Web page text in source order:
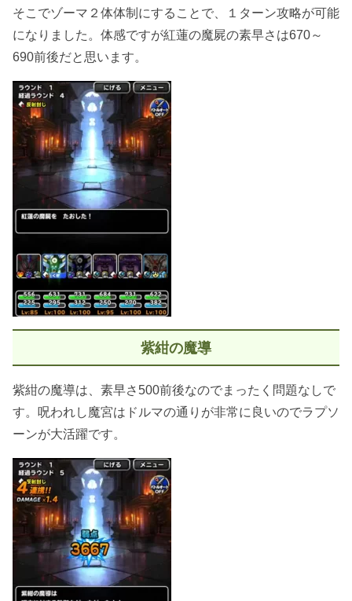
そこでゾーマ２体体制にすることで、１ターン攻略が可能
になりました。体感ですが紅蓮の魔屍の素早さは670～
690前後だと思います。
紫紺の魔導
紫紺の魔導は、素早さ500前後なのでまったく問題なしで
す。呪われし魔宮はドルマの通りが非常に良いのでラプソ
ーンが大活躍です。